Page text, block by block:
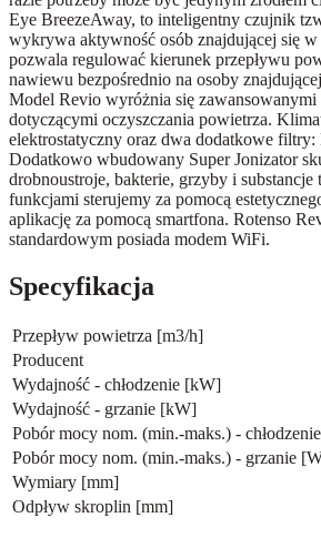
Eye BreezeAway, to inteligentny czujnik
wykrywa aktywność osób znajdującej się w
pozwala regulować kierunek przepływu
nawiewu bezpośrednio na osoby
Model Revio wyróżnia się zawansowanymi
dotyczącymi oczyszczania powietrza.
elektrostatyczny oraz dwa dodatkowe
Dodatkowo wbudowany Super Jonizator
drobnoustroje, bakterie, grzyby i
funkcjami sterujemy za pomocą
aplikację za pomocą smartfona. Rotenso
standardowym posiada modem WiFi.
Specyfikacja
Przepływ powietrza [m3/h]
Producent
Wydajność - chłodzenie [kW]
Wydajność - grzanie [kW]
Pobór mocy nom. (min.-maks.) -
Pobór mocy nom. (min.-maks.) - grzanie
Wymiary [mm]
Odpływ skroplin [mm]